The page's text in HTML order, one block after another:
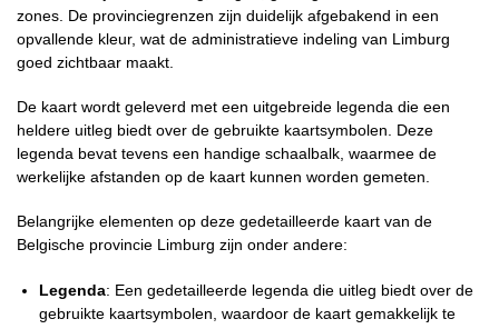
zones. De provinciegrenzen zijn duidelijk afgebakend in een
opvallende kleur, wat de administratieve indeling van Limburg
goed zichtbaar maakt.
De kaart wordt geleverd met een uitgebreide legenda die een
heldere uitleg biedt over de gebruikte kaartsymbolen. Deze
legenda bevat tevens een handige schaalbalk, waarmee de
werkelijke afstanden op de kaart kunnen worden gemeten.
Belangrijke elementen op deze gedetailleerde kaart van de
Belgische provincie Limburg zijn onder andere:
Legenda: Een gedetailleerde legenda die uitleg biedt over de
gebruikte kaartsymbolen, waardoor de kaart gemakkelijk te